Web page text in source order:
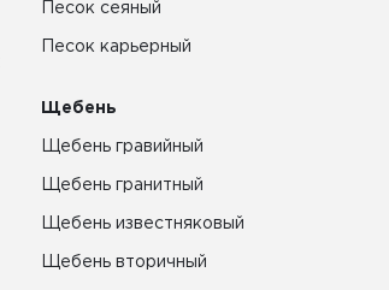
Песок сеяный
Песок карьерный
Щебень
Щебень гравийный
Щебень гранитный
Щебень известняковый
Щебень вторичный